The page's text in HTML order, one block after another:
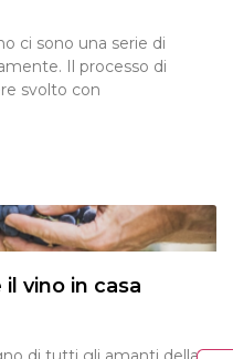
ci sono una serie di
Il processo di
svolto con
vino in casa